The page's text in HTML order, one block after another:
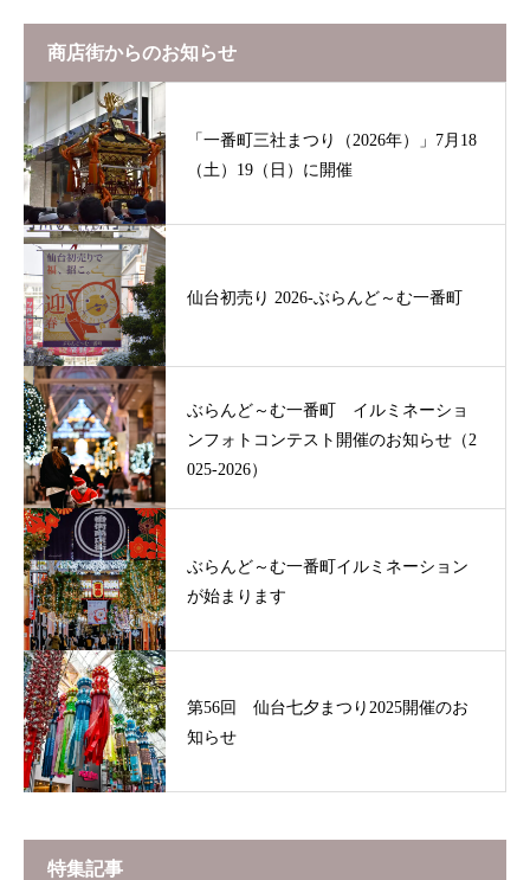
商店街からのお知らせ
「一番町三社まつり（2026年）」7月18
（土）19（日）に開催
仙台初売り 2026-ぶらんど～む一番町
ぶらんど～む一番町 イルミネーショ
ンフォトコンテスト開催のお知らせ（2
025-2026）
ぶらんど～む一番町イルミネーション
が始まります
第56回 仙台七夕まつり2025開催のお
知らせ
特集記事